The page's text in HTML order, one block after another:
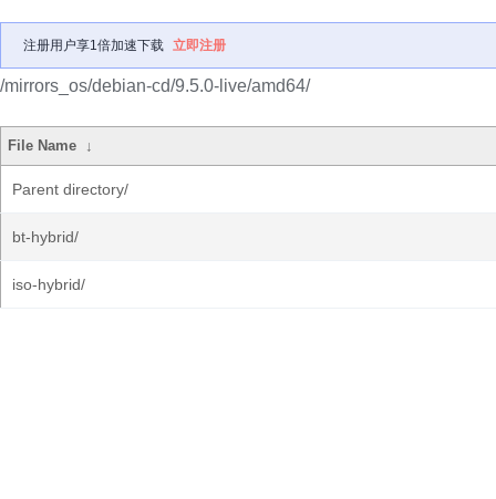
注册用户享1倍加速下载 立即注册
/mirrors_os/debian-cd/9.5.0-live/amd64/
File Name ↓
Parent directory/
bt-hybrid/
iso-hybrid/